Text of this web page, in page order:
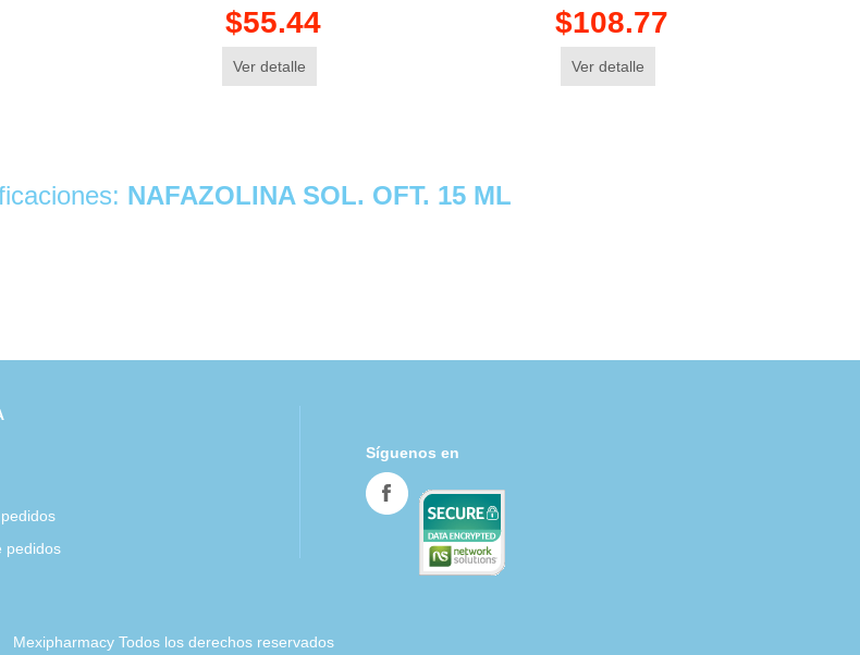
$55.44
Ver detalle
$108.77
Ver detalle
NAFAZOLINA SOL. OFT. 15 ML
pedidos
Síguenos en
Mexipharmacy Todos los derechos reservados